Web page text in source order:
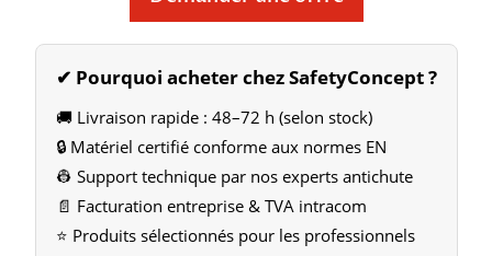
✔ Pourquoi acheter chez SafetyConcept ?
🚚 Livraison rapide : 48–72 h (selon stock)
🔒 Matériel certifié conforme aux normes EN
👷 Support technique par nos experts antichute
📄 Facturation entreprise & TVA intracom
⭐ Produits sélectionnés pour les professionnels